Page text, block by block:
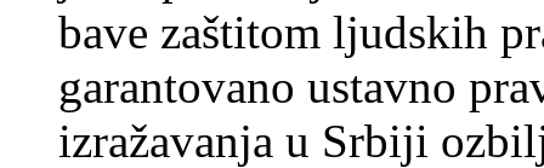
bave zaštitom ljudskih
garantovano ustavno
izražavanja u Srbiji